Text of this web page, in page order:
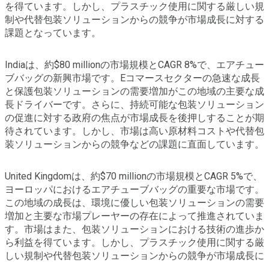
を得ています。しかし、プラスチック使用に関する厳しい規
制や代替包装ソリューションからの競争が市場成長に対する
課題となっています。
Indiaは、約$80 millionの市場規模とCAGR 8%で、エアチュー
ブバッグの新興市場です。Eコマースセクターの急速な成長
と保護包装ソリューションの需要増加がこの地域の主要な成
長ドライバーです。さらに、持続可能な包装ソリューション
の促進に対する政府の焦点が市場成長を後押しすることが期
待されています。しかし、市場は高い原材料コストや代替包
装ソリューションからの競争などの課題に直面しています。
United Kingdomは、約$70 millionの市場規模とCAGR 5%で、
ヨーロッパにおけるエアチューブバッグの重要な市場です。
この地域の成長は、環境に優しい包装ソリューションの需要
増加と主要な市場プレーヤーの存在によって推進されていま
す。市場はまた、包装ソリューションにおける技術の進歩か
ら利益を得ています。しかし、プラスチック使用に関する厳
しい規制や代替包装ソリューションからの競争が市場成長に